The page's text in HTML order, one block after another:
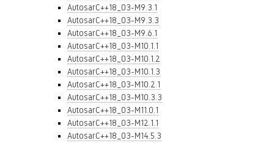
AutosarC++18_03-M9.3.1
AutosarC++18_03-M9.3.3
AutosarC++18_03-M9.6.1
AutosarC++18_03-M10.1.1
AutosarC++18_03-M10.1.2
AutosarC++18_03-M10.1.3
AutosarC++18_03-M10.2.1
AutosarC++18_03-M10.3.3
AutosarC++18_03-M11.0.1
AutosarC++18_03-M12.1.1
AutosarC++18_03-M14.5.3